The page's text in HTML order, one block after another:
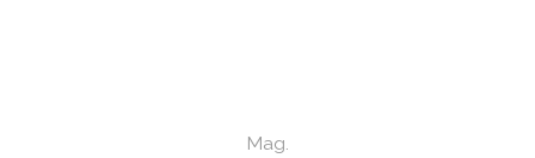
Mag.